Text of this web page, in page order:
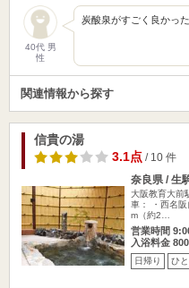
40代 男
性
炭酸泉がすごく良かっ
関連情報から探す
信貴の湯
3.1点/ 10 件
奈良県 / 生
大阪教育大前
車： ・西名
m（約2…
営業時間
入浴料金
日帰り ひ